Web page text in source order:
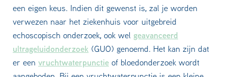
een eigen keus. Indien dit gewenst is, zal je worden
verwezen naar het ziekenhuis voor uitgebreid
echoscopisch onderzoek, ook wel geavanceerd
ultrageluidonderzoek (GUO) genoemd. Het kan zijn dat
er een vruchtwaterpunctie of bloedonderzoek wordt